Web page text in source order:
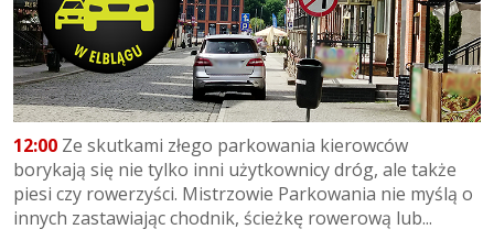
12:00 Ze skutkami złego parkowania kierowców
borykają się nie tylko inni użytkownicy dróg, ale także
piesi czy rowerzyści. Mistrzowie Parkowania nie myślą o
innych zastawiając chodnik, ścieżkę rowerową lub...